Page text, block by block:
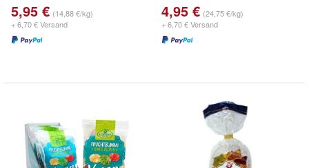
5,95 € (14,88 €/kg)
+ 6,70 € Versand
4,95 € (24,75 €/kg)
+ 6,70 € Versand